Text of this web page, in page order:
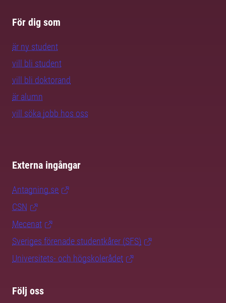
För dig som
är ny student
vill bli student
vill bli doktorand
är alumn
vill söka jobb hos oss
Externa ingångar
Antagning.se
CSN
Mecenat
Sveriges förenade studentkårer (SFS)
Universitets- och högskolerådet
Följ oss